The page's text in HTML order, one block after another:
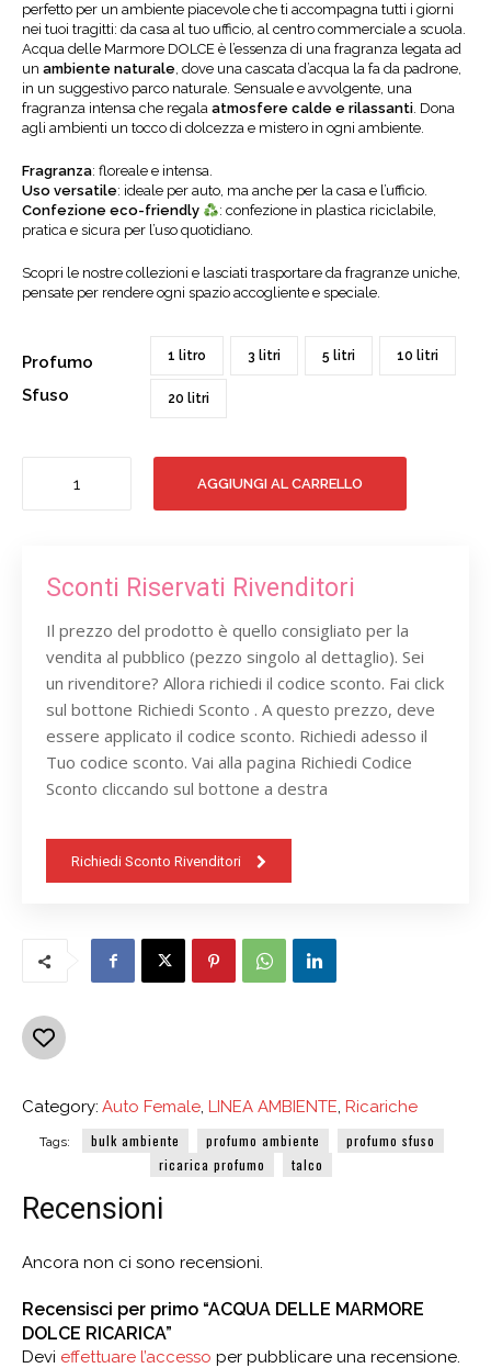
perfetto per un ambiente piacevole che ti accompagna tutti i giorni
nei tuoi tragitti: da casa al tuo ufficio, al centro commerciale a scuola.
Acqua delle Marmore DOLCE è l’essenza di una fragranza legata ad
un ambiente naturale, dove una cascata d’acqua la fa da padrone,
in un suggestivo parco naturale. Sensuale e avvolgente, una
fragranza intensa che regala atmosfere calde e rilassanti. Dona
agli ambienti un tocco di dolcezza e mistero in ogni ambiente.
Fragranza: floreale e intensa.
Uso versatile: ideale per auto, ma anche per la casa e l’ufficio.
Confezione eco-friendly
: confezione in plastica riciclabile,
pratica e sicura per l’uso quotidiano.
Scopri le nostre collezioni e lasciati trasportare da fragranze uniche,
pensate per rendere ogni spazio accogliente e speciale.
Profumo
Sfuso
1 litro 3 litri 5 litri 10 litri
20 litri
quantità
AGGIUNGI AL CARRELLO
Sconti Riservati Rivenditori
Il prezzo del prodotto è quello consigliato per la
vendita al pubblico (pezzo singolo al dettaglio). Sei
un rivenditore? Allora richiedi il codice sconto. Fai click
sul bottone Richiedi Sconto . A questo prezzo, deve
essere applicato il codice sconto. Richiedi adesso il
Tuo codice sconto. Vai alla pagina Richiedi Codice
Sconto cliccando sul bottone a destra
Richiedi Sconto Rivenditori
Category: Auto Female, LINEA AMBIENTE, Ricariche
Tags: bulk ambiente profumo ambiente
profumo sfuso
ricarica profumo
talco
Recensioni
Ancora non ci sono recensioni.
Recensisci per primo “ACQUA DELLE MARMORE
DOLCE RICARICA”
Devi effettuare l’accesso per pubblicare una recensione.